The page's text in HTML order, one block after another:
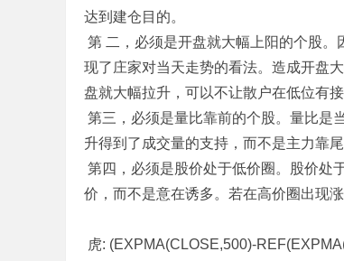
达到建仓目的。
第 二，必须是开盘就大幅上阳的个股
现了庄家对当天走势的看法。造成开盘
盘就大幅拉升，可以不让散户在低位有接
第三，必须是量比靠前的个股。量比是
升得到了成交量的支持，而不是主力靠
第四，必须是股价处于低价圈。股价处
价，而不是意在诱多。若在高价圈出现
虎: (EXPMA(CLOSE,500)-